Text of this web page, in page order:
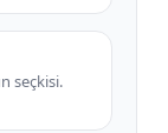
seçkisi.